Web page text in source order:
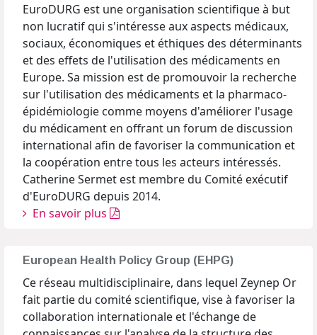
EuroDURG est une organisation scientifique à but
non lucratif qui s'intéresse aux aspects médicaux,
sociaux, économiques et éthiques des déterminants
et des effets de l'utilisation des médicaments en
Europe. Sa mission est de promouvoir la recherche
sur l'utilisation des médicaments et la pharmaco-
épidémiologie comme moyens d'améliorer l'usage
du médicament en offrant un forum de discussion
international afin de favoriser la communication et
la coopération entre tous les acteurs intéressés.
Catherine Sermet est membre du Comité exécutif
d'EuroDURG depuis 2014.
En savoir plus
European Health Policy Group (EHPG)
Ce réseau multidisciplinaire, dans lequel Zeynep Or
fait partie du comité scientifique, vise à favoriser la
collaboration internationale et l'échange de